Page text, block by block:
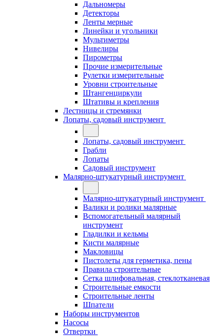
Дальномеры
Детекторы
Ленты мерные
Линейки и угольники
Мультиметры
Нивелиры
Пирометры
Прочие измерительные
Рулетки измерительные
Уровни строительные
Штангенциркули
Штативы и крепления
Лестницы и стремянки
Лопаты, садовый инструмент
Лопаты, садовый инструмент
Грабли
Лопаты
Садовый инструмент
Малярно-штукатурный инструмент
Малярно-штукатурный инструмент
Валики и ролики малярные
Вспомогательный малярный
инструмент
Гладилки и кельмы
Кисти малярные
Макловицы
Пистолеты для герметика, пены
Правила строительные
Сетка шлифовальная, стеклотканевая
Строительные емкости
Строительные ленты
Шпатели
Наборы инструментов
Насосы
Отвертки